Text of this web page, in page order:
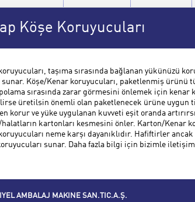
Köşe Koruyucuları
taşıma sırasında bağlanan yükünüzü
sunar. Köşe/Kenar koruyucuları, paketlenmiş
sırasında zarar görmesini önlemek için
üretilsin önemli olan paketlenecek ürüne uygun
korur ve yüke uygulanan kuvveti eşit oranda
kartonları kesmesini önler. Karton/Kenar
neme karşı dayanıklıdır. Hafiftirler
sunar. Daha fazla bilgi için bizimle
AMBALAJ MAKINE SAN.TIC.A.Ş.